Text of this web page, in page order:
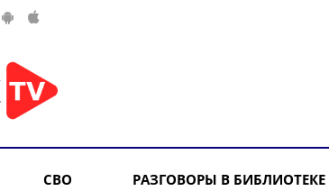
СВО РАЗГОВОРЫ В БИБЛИОТЕКЕ